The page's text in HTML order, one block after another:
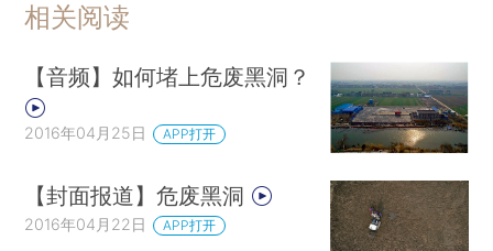
相关阅读
【音频】如何堵上危废黑洞？
2016年04月25日 APP打开
【封面报道】危废黑洞
2016年04月22日 APP打开